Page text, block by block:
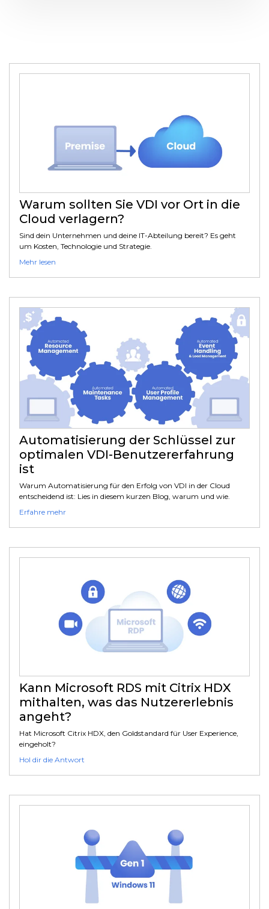
Warum sollten Sie VDI vor Ort in die
Cloud verlagern?
Sind dein Unternehmen und deine IT-Abteilung bereit? Es geht
um Kosten, Technologie und Strategie.
Mehr lesen
Automatisierung der Schlüssel zur
optimalen VDI-Benutzererfahrung
ist
Warum Automatisierung für den Erfolg von VDI in der Cloud
entscheidend ist: Lies in diesem kurzen Blog, warum und wie.
Erfahre mehr
Kann Microsoft RDS mit Citrix HDX
mithalten, was das Nutzererlebnis
angeht?
Hat Microsoft Citrix HDX, den Goldstandard für User Experience,
eingeholt?
Hol dir die Antwort